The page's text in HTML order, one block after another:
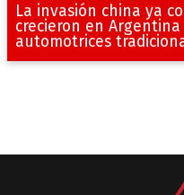
La invasión china ya
crecieron en
automotrices